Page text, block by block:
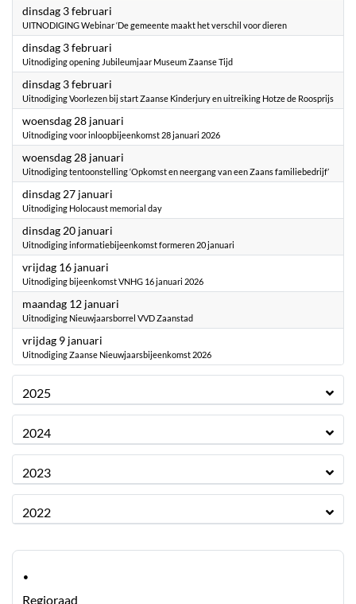
dinsdag 3 februari
UITNODIGING Webinar ‘De gemeente maakt het verschil voor dieren
dinsdag 3 februari
Uitnodiging opening Jubileumjaar Museum Zaanse Tijd
dinsdag 3 februari
Uitnodiging Voorlezen bij start Zaanse Kinderjury en uitreiking Hotze de Roosprijs
woensdag 28 januari
Uitnodiging voor inloopbijeenkomst 28 januari 2026
woensdag 28 januari
Uitnodiging tentoonstelling ‘Opkomst en neergang van een Zaans familiebedrijf’
dinsdag 27 januari
Uitnodiging Holocaust memorial day
dinsdag 20 januari
Uitnodiging informatiebijeenkomst formeren 20 januari
vrijdag 16 januari
Uitnodiging bijeenkomst VNHG 16 januari 2026
maandag 12 januari
Uitnodiging Nieuwjaarsborrel VVD Zaanstad
vrijdag 9 januari
Uitnodiging Zaanse Nieuwjaarsbijeenkomst 2026
2025
2024
2023
2022
·
Regioraad